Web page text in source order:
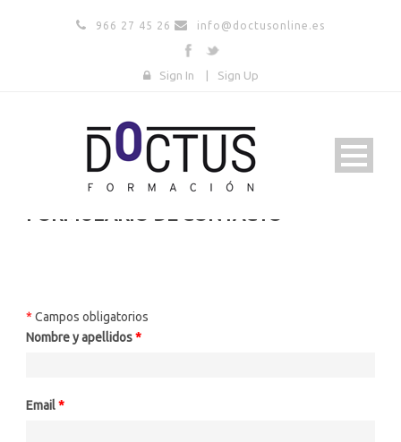
966 27 45 26 info@doctusonline.es
Sign In | Sign Up
FORMULARIO DE CONTACTO
* Campos obligatorios
Nombre y apellidos*
Email*